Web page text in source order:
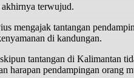
terwujud.
tantangan
di kandungan.
tantangan di Kalimantan
harapan pendampingan orang